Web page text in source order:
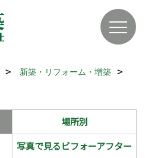
新築・リフォーム・増築
場所別
写真で見るビフォーアフター